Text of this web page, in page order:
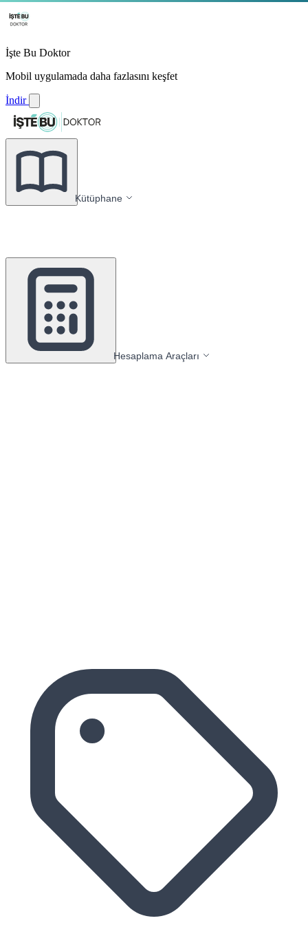
İşte Bu Doktor
Mobil uygulamada daha fazlasını keşfet
İndir
Kütüphane
Hesaplama Araçları